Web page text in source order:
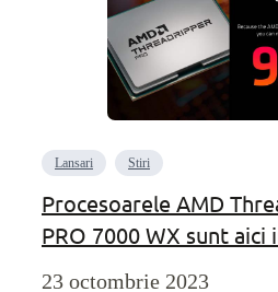
Lansari Stiri
Procesoarele AMD
PRO 7000 WX sunt aici
23 octombrie 2023